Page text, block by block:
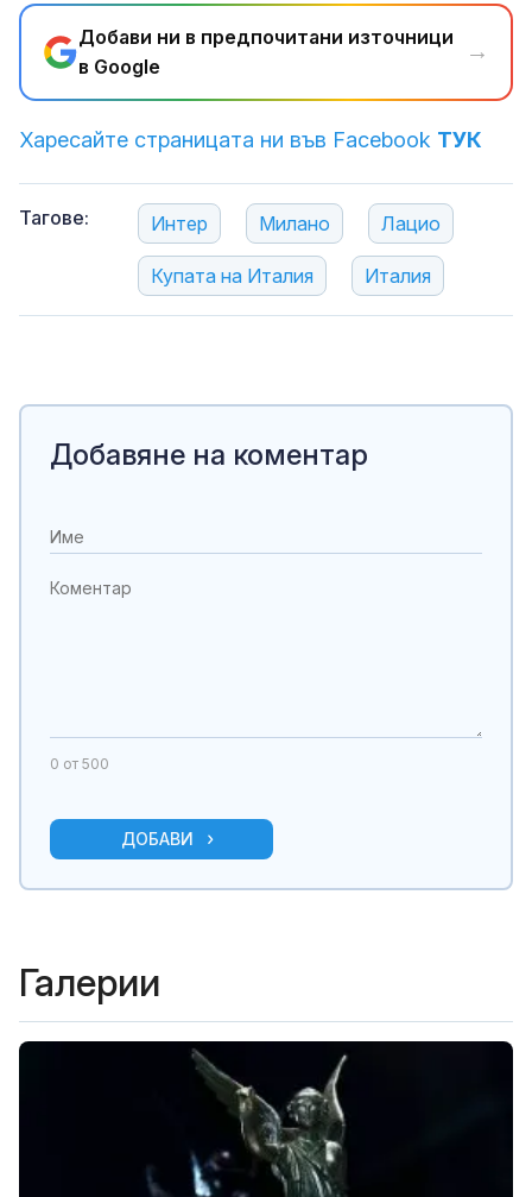
Добави ни в предпочитани източници
в Google
→
Харесайте страницата ни във Facebook ТУК
Тагове: Интер Милано Лацио
Купата на Италия Италия
Добавяне на коментар
0 от 500
ДОБАВИ
Галерии